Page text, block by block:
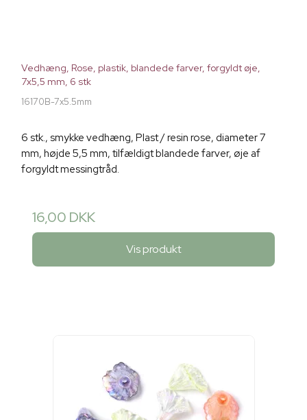
Vedhæng, Rose, plastik, blandede farver, forgyldt øje,
7x5,5 mm, 6 stk
16170B-7x5.5mm
6 stk., smykke vedhæng, Plast / resin rose, diameter 7
mm, højde 5,5 mm, tilfældigt blandede farver, øje af
forgyldt messingtråd.
16,00 DKK
Vis produkt